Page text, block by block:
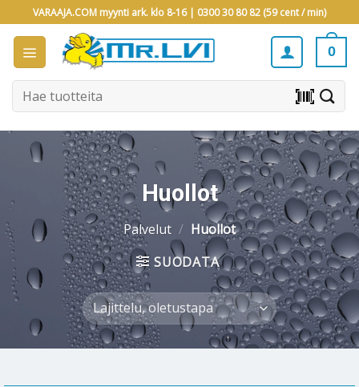
to
content
VARAAJA.COM myynti ark. klo 8-16 | 0300 30 80 82 (59 cent / min)
0
Etsi: barcode_scanner
Huollot
Palvelut / Huollot
SUODATA